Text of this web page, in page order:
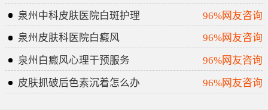
泉州中科皮肤医院白斑护理
96%网友咨询
泉州皮肤科医院白癜风
96%网友咨询
泉州白癜风心理干预服务
96%网友咨询
皮肤抓破后色素沉着怎么办
96%网友咨询